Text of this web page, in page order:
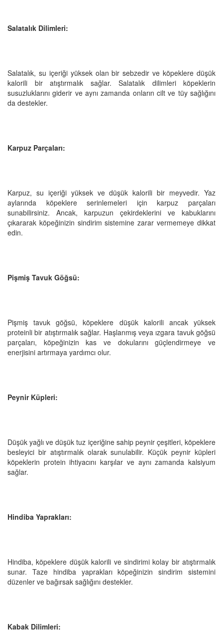
Salatalık Dilimleri:
Salatalık, su içeriği yüksek olan bir sebzedir ve köpeklere düşük
kalorili bir atıştırmalık sağlar. Salatalık dilimleri köpeklerin
susuzluklarını giderir ve aynı zamanda onların cilt ve tüy sağlığını
da destekler.
Karpuz Parçaları:
Karpuz, su içeriği yüksek ve düşük kalorili bir meyvedir. Yaz
aylarında köpeklere serinlemeleri için karpuz parçaları
sunabilirsiniz. Ancak, karpuzun çekirdeklerini ve kabuklarını
çıkararak köpeğinizin sindirim sistemine zarar vermemeye dikkat
edin.
Pişmiş Tavuk Göğsü:
Pişmiş tavuk göğsü, köpeklere düşük kalorili ancak yüksek
proteinli bir atıştırmalık sağlar. Haşlanmış veya ızgara tavuk göğsü
parçaları, köpeğinizin kas ve dokularını güçlendirmeye ve
enerjisini artırmaya yardımcı olur.
Peynir Küpleri:
Düşük yağlı ve düşük tuz içeriğine sahip peynir çeşitleri, köpeklere
besleyici bir atıştırmalık olarak sunulabilir. Küçük peynir küpleri
köpeklerin protein ihtiyacını karşılar ve aynı zamanda kalsiyum
sağlar.
Hindiba Yaprakları:
Hindiba, köpeklere düşük kalorili ve sindirimi kolay bir atıştırmalık
sunar. Taze hindiba yaprakları köpeğinizin sindirim sistemini
düzenler ve bağırsak sağlığını destekler.
Kabak Dilimleri: